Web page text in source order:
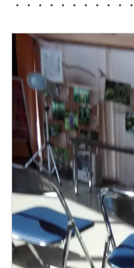
・・・・・・・・・・